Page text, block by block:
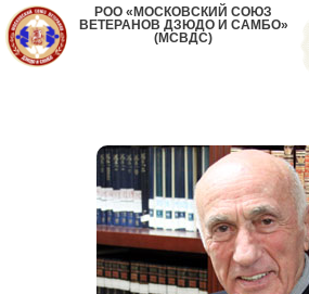
РОО «МОСКОВСКИЙ СОЮЗ
ВЕТЕРАНОВ ДЗЮДО И САМБО»
(МСВДС)